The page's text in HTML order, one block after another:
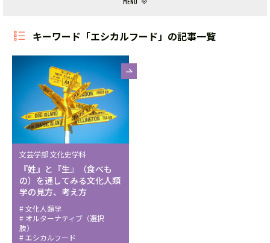
キーワード「エシカルフード」の記事一覧
文芸学部 文化史学科
『姓』と『生』（食べも
の）を通してみる文化人類
学の見方、考え方
文化人類学
オルターナティブ（選択
肢）
エシカルフード